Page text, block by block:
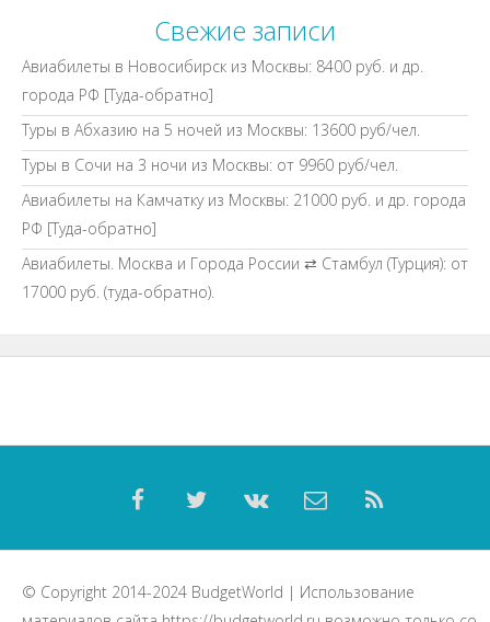
Свежие записи
Авиабилеты в Новосибирск из Москвы: 8400 руб. и др.
города РФ [Туда-обратно]
Туры в Абхазию на 5 ночей из Москвы: 13600 руб/чел.
Туры в Сочи на 3 ночи из Москвы: от 9960 руб/чел.
Авиабилеты на Камчатку из Москвы: 21000 руб. и др. города
РФ [Туда-обратно]
Авиабилеты. Москва и Города России ⇄ Стамбул (Турция): от
17000 руб. (туда-обратно).
© Copyright 2014-2024 BudgetWorld | Использование